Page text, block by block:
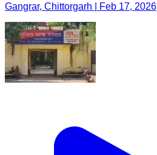
Gangrar, Chittorgarh | Feb 17, 2026